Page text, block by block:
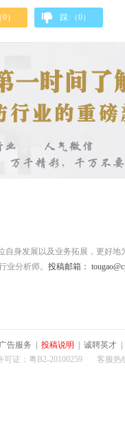
0） 踩:（0）
自身发展以及业务拓展，更好
业分析师。 投稿邮箱：
广告服务 投稿说明 诚聘英才
可证：粤B2-20100259 客服